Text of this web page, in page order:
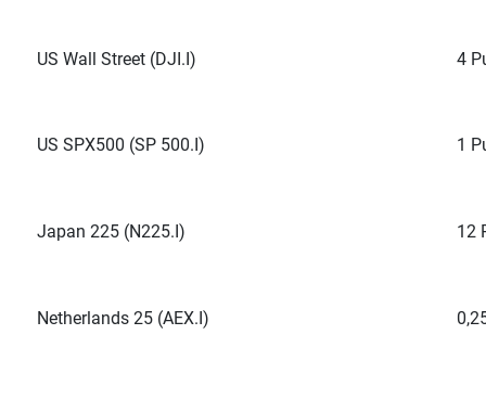
US Wall Street (DJI.I) 4
US SPX500 (SP 500.I) 1
Japan 225 (N225.I) 12
Netherlands 25 (AEX.I)